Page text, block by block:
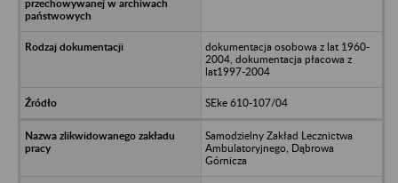
dokumentacja osobowa z lat 1960-
2004, dokumentacja płacowa z
lat1997-2004
SEke 610-107/04
Samodzielny Zakład Lecznictwa
Ambulatoryjnego, Dąbrowa
Górnicza